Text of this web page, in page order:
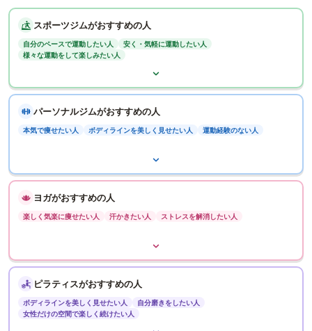
スポーツジムがおすすめの人
自分のペースで運動したい人
安く・気軽に運動したい人
様々な運動をして楽しみたい人
パーソナルジムがおすすめの人
本気で痩せたい人 ボディラインを美しく見せたい人 運動経験のない人
ヨガがおすすめの人
楽しく気楽に痩せたい人 汗かきたい人 ストレスを解消したい人
ピラティスがおすすめの人
ボディラインを美しく見せたい人
自分磨きをしたい人
女性だけの空間で楽しく続けたい人